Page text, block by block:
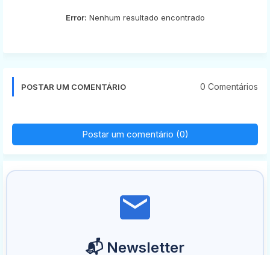
Error: Nenhum resultado encontrado
POSTAR UM COMENTÁRIO 0 Comentários
Postar um comentário (0)
📬 Newsletter